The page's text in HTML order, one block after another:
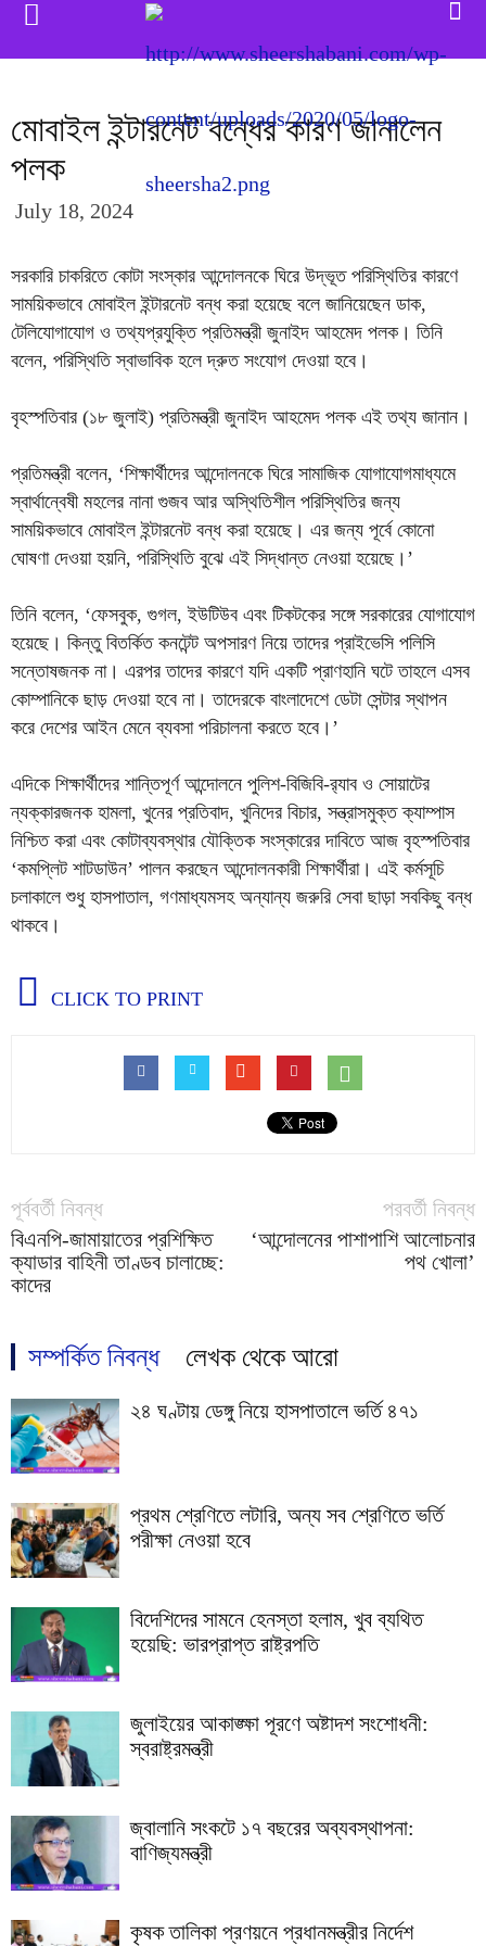
মোবাইল ইন্টারনেট বন্ধের কারণ জানালেন
পলক
July 18, 2024
সরকারি চাকরিতে কোটা সংস্কার আন্দোলনকে ঘিরে উদ্ভূত পরিস্থিতির কারণে
সাময়িকভাবে মোবাইল ইন্টারনেট বন্ধ করা হয়েছে বলে জানিয়েছেন ডাক,
টেলিযোগাযোগ ও তথ্যপ্রযুক্তি প্রতিমন্ত্রী জুনাইদ আহমেদ পলক। তিনি
বলেন, পরিস্থিতি স্বাভাবিক হলে দ্রুত সংযোগ দেওয়া হবে।
বৃহস্পতিবার (১৮ জুলাই) প্রতিমন্ত্রী জুনাইদ আহমেদ পলক এই তথ্য জানান।
প্রতিমন্ত্রী বলেন, ‘শিক্ষার্থীদের আন্দোলনকে ঘিরে সামাজিক যোগাযোগমাধ্যমে
স্বার্থান্বেষী মহলের নানা গুজব আর অস্থিতিশীল পরিস্থিতির জন্য
সাময়িকভাবে মোবাইল ইন্টারনেট বন্ধ করা হয়েছে। এর জন্য পূর্বে কোনো
ঘোষণা দেওয়া হয়নি, পরিস্থিতি বুঝে এই সিদ্ধান্ত নেওয়া হয়েছে।’
তিনি বলেন, ‘ফেসবুক, গুগল, ইউটিউব এবং টিকটকের সঙ্গে সরকারের যোগাযোগ
হয়েছে। কিন্তু বিতর্কিত কনটেন্ট অপসারণ নিয়ে তাদের প্রাইভেসি পলিসি
সন্তোষজনক না। এরপর তাদের কারণে যদি একটি প্রাণহানি ঘটে তাহলে এসব
কোম্পানিকে ছাড় দেওয়া হবে না। তাদেরকে বাংলাদেশে ডেটা সেন্টার স্থাপন
করে দেশের আইন মেনে ব্যবসা পরিচালনা করতে হবে।’
এদিকে শিক্ষার্থীদের শান্তিপূর্ণ আন্দোলনে পুলিশ-বিজিবি-র‍্যাব ও সোয়াটের
ন্যক্কারজনক হামলা, খুনের প্রতিবাদ, খুনিদের বিচার, সন্ত্রাসমুক্ত ক্যাম্পাস
নিশ্চিত করা এবং কোটাব্যবস্থার যৌক্তিক সংস্কারের দাবিতে আজ বৃহস্পতিবার
‌‌‘কমপ্লিট শাটডাউন’ পালন করছেন আন্দোলনকারী শিক্ষার্থীরা। এই কর্মসূচি
চলাকালে শুধু হাসপাতাল, গণমাধ্যমসহ অন্যান্য জরুরি সেবা ছাড়া সবকিছু বন্ধ
থাকবে।
CLICK TO PRINT
পূর্ববর্তী নিবন্ধ
বিএনপি-জামায়াতের প্রশিক্ষিত
ক্যাডার বাহিনী তাণ্ডব চালাচ্ছে:
কাদের
পরবর্তী নিবন্ধ
‘আন্দোলনের পাশাপাশি আলোচনার
পথ খোলা’
সম্পর্কিত নিবন্ধ লেখক থেকে আরো
২৪ ঘণ্টায় ডেঙ্গু নিয়ে হাসপাতালে ভর্তি ৪৭১
প্রথম শ্রেণিতে লটারি, অন্য সব শ্রেণিতে ভর্তি
পরীক্ষা নেওয়া হবে
বিদেশিদের সামনে হেনস্তা হলাম, খুব ব্যথিত
হয়েছি: ভারপ্রাপ্ত রাষ্ট্রপতি
জুলাইয়ের আকাঙ্ক্ষা পূরণে অষ্টাদশ সংশোধনী:
স্বরাষ্ট্রমন্ত্রী
জ্বালানি সংকটে ১৭ বছরের অব্যবস্থাপনা:
বাণিজ্যমন্ত্রী
কৃষক তালিকা প্রণয়নে প্রধানমন্ত্রীর নির্দেশ